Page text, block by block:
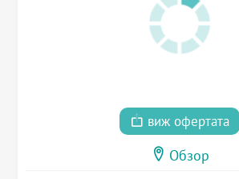
виж офертата
Обзор